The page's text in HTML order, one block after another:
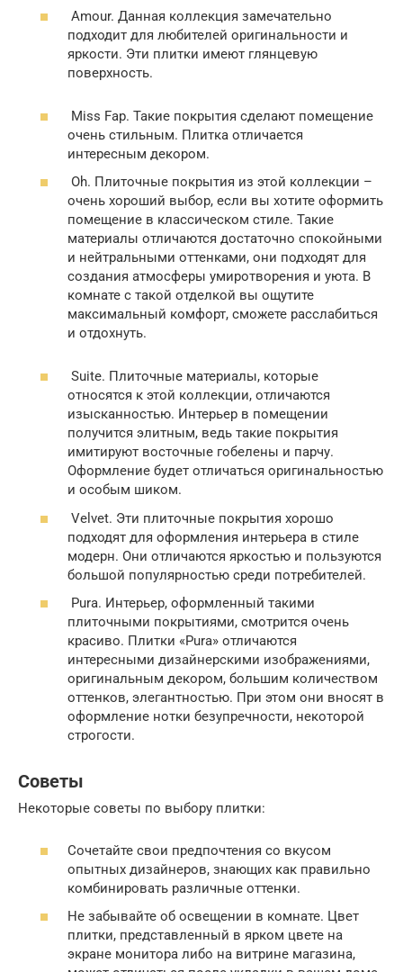
Amour. Данная коллекция замечательно
подходит для любителей оригинальности и
яркости. Эти плитки имеют глянцевую
поверхность.
Miss Fap. Такие покрытия сделают помещение
очень стильным. Плитка отличается
интересным декором.
Oh. Плиточные покрытия из этой коллекции –
очень хороший выбор, если вы хотите оформить
помещение в классическом стиле. Такие
материалы отличаются достаточно спокойными
и нейтральными оттенками, они подходят для
создания атмосферы умиротворения и уюта. В
комнате с такой отделкой вы ощутите
максимальный комфорт, сможете расслабиться
и отдохнуть.
Suite. Плиточные материалы, которые
относятся к этой коллекции, отличаются
изысканностью. Интерьер в помещении
получится элитным, ведь такие покрытия
имитируют восточные гобелены и парчу.
Оформление будет отличаться оригинальностью
и особым шиком.
Velvet. Эти плиточные покрытия хорошо
подходят для оформления интерьера в стиле
модерн. Они отличаются яркостью и пользуются
большой популярностью среди потребителей.
Pura. Интерьер, оформленный такими
плиточными покрытиями, смотрится очень
красиво. Плитки «Pura» отличаются
интересными дизайнерскими изображениями,
оригинальным декором, большим количеством
оттенков, элегантностью. При этом они вносят в
оформление нотки безупречности, некоторой
строгости.
Советы
Некоторые советы по выбору плитки:
Сочетайте свои предпочтения со вкусом
опытных дизайнеров, знающих как правильно
комбинировать различные оттенки.
Не забывайте об освещении в комнате. Цвет
плитки, представленный в ярком цвете на
экране монитора либо на витрине магазина,